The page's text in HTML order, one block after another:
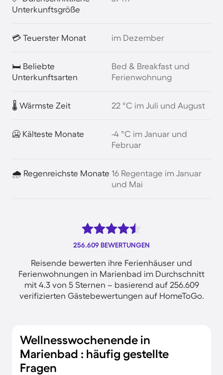
Unterkunftsgröße
💳 Teuerster Monat im Dezember
🛏️ Beliebte
Unterkunftsarten
Bed & Breakfast und
Ferienwohnung
🌡️ Wärmste Zeit 22 °C im Juli und August
🥶 Kälteste Monate
-4 °C im Januar und
Februar
🌧️ Regenreichste Monate 16 Regentage im Januar
und Mai
256.609 BEWERTUNGEN
Reisende bewerten ihre Ferienhäuser und
Ferienwohnungen in Marienbad im Durchschnitt
mit 4.3 von 5 Sternen – basierend auf 256.609
verifizierten Gästebewertungen auf HomeToGo.
Wellnesswochenende in
Marienbad : häufig gestellte
Fragen